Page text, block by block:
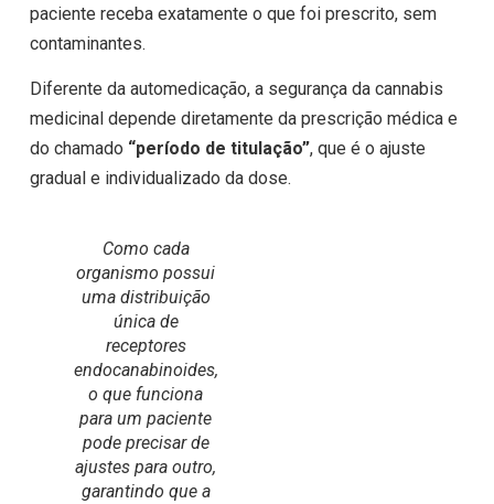
paciente receba exatamente o que foi prescrito, sem
contaminantes.
Diferente da automedicação, a segurança da cannabis
medicinal depende diretamente da prescrição médica e
do chamado “período de titulação”, que é o ajuste
gradual e individualizado da dose.
Como cada
organismo possui
uma distribuição
única de
receptores
endocanabinoides,
o que funciona
para um paciente
pode precisar de
ajustes para outro,
garantindo que a